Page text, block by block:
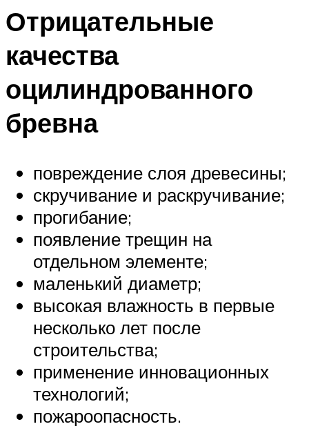
Отрицательные
качества
оцилиндрованного
бревна
повреждение слоя древесины;
скручивание и раскручивание;
прогибание;
появление трещин на
отдельном элементе;
маленький диаметр;
высокая влажность в первые
несколько лет после
строительства;
применение инновационных
технологий;
пожароопасность.